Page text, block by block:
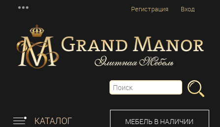
Вход
Регистрация
КАТАЛОГ МЕБЕЛЬ В НАЛИЧИИ